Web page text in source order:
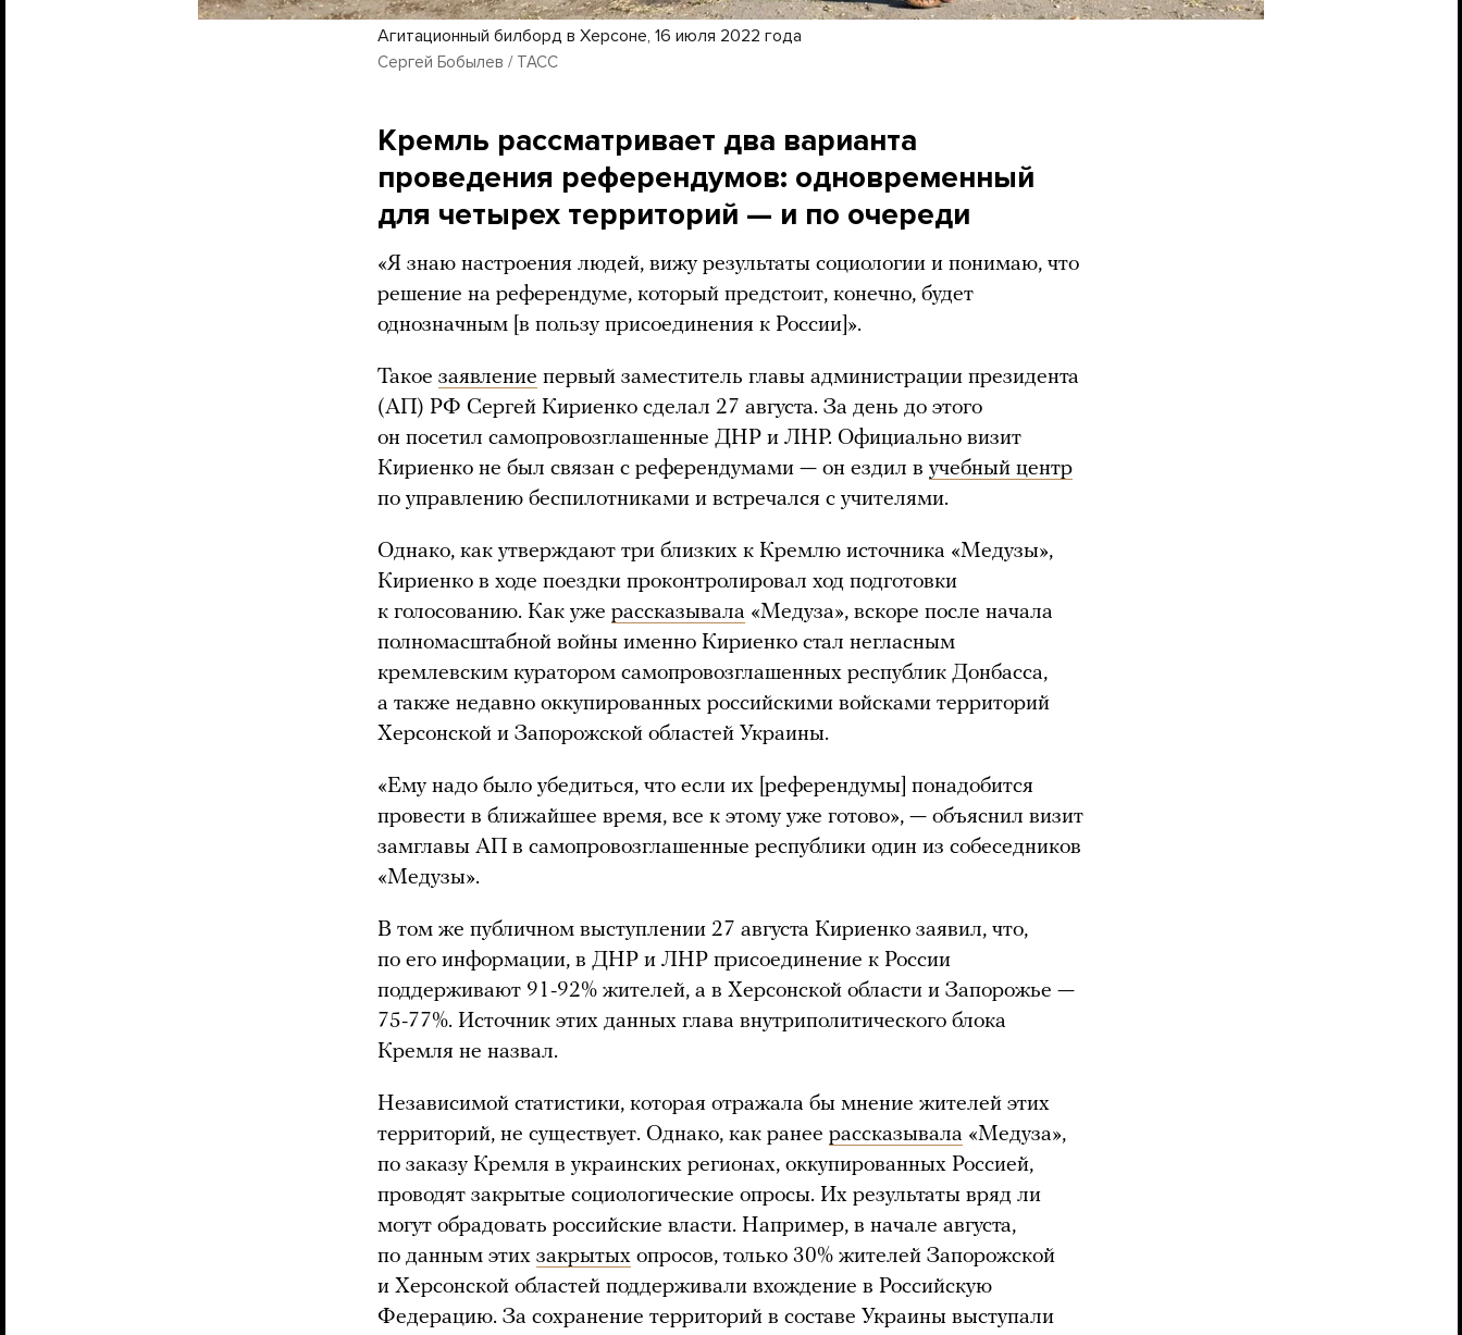
Агитационный билборд в Херсоне, 16 июля 2022 года
Сергей Бобылев / ТАСС
Кремль рассматривает два варианта
проведения референдумов: одновременный
для четырех территорий — и по очереди
«Я знаю настроения людей, вижу результаты социологии и понимаю, что
решение на референдуме, который предстоит, конечно, будет
однозначным [в пользу присоединения к России]».
Такое заявление первый заместитель главы администрации президента
(АП) РФ Сергей Кириенко сделал 27 августа. За день до этого
он посетил самопровозглашенные ДНР и ЛНР. Официально визит
Кириенко не был связан с референдумами — он ездил в учебный центр
по управлению беспилотниками и встречался с учителями.
Однако, как утверждают три близких к Кремлю источника «Медузы»,
Кириенко в ходе поездки проконтролировал ход подготовки
к голосованию. Как уже рассказывала «Медуза», вскоре после начала
полномасштабной войны именно Кириенко стал негласным
кремлевским куратором самопровозглашенных республик Донбасса,
а также недавно оккупированных российскими войсками территорий
Херсонской и Запорожской областей Украины.
«Ему надо было убедиться, что если их [референдумы] понадобится
провести в ближайшее время, все к этому уже готово», — объяснил визит
замглавы АП в самопровозглашенные республики один из собеседников
«Медузы».
В том же публичном выступлении 27 августа Кириенко заявил, что,
по его информации, в ДНР и ЛНР присоединение к России
поддерживают 91-92% жителей, а в Херсонской области и Запорожье —
75-77%. Источник этих данных глава внутриполитического блока
Кремля не назвал.
Независимой статистики, которая отражала бы мнение жителей этих
территорий, не существует. Однако, как ранее рассказывала «Медуза»,
по заказу Кремля в украинских регионах, оккупированных Россией,
проводят закрытые социологические опросы. Их результаты вряд ли
могут обрадовать российские власти. Например, в начале августа,
по данным этих закрытых опросов, только 30% жителей Запорожской
и Херсонской областей поддерживали вхождение в Российскую
Федерацию. За сохранение территорий в составе Украины выступали